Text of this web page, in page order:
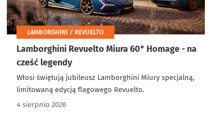
LAMBORGHINI / REVUELTO
Lamborghini Revuelto Miura 60° Homage - na
cześć legendy
Włosi świętują jubileusz Lamborghini Miury specjalną,
limitowaną edycją flagowego Revuelto.
4 sierpnia 2026